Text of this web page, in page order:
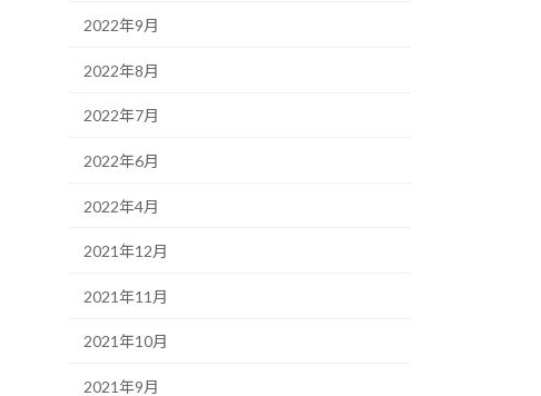
2022年9月
2022年8月
2022年7月
2022年6月
2022年4月
2021年12月
2021年11月
2021年10月
2021年9月